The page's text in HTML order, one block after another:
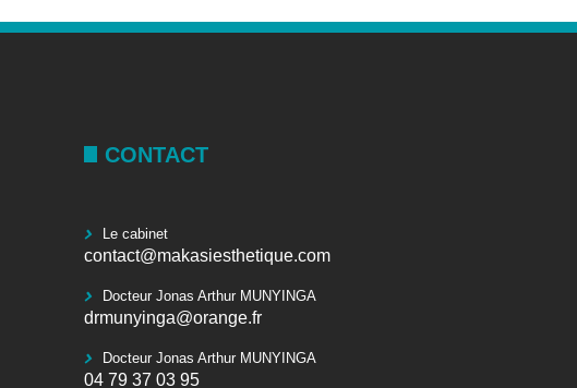
CONTACT
Le cabinet
contact@makasiesthetique.com
Docteur Jonas Arthur MUNYINGA
drmunyinga@orange.fr
Docteur Jonas Arthur MUNYINGA
04 79 37 03 95